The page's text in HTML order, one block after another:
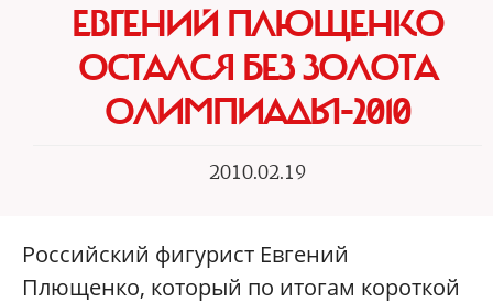
ЕВГЕНИЙ ПЛЮЩЕНКО
ОСТАЛСЯ БЕЗ ЗОЛОТА
ОЛИМПИАДЫ-2010
2010.02.19
Российский фигурист Евгений
Плющенко, который по итогам короткой